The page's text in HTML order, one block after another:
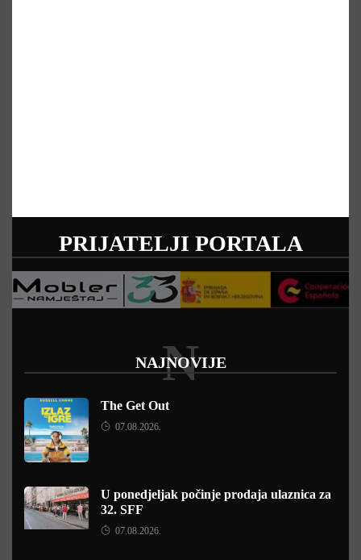
PRIJATELJI PORTALA
NAJNOVIJE
N
The Get Out
07.08.2026.
U ponedjeljak počinje prodaja ulaznica za
32. SFF
07.08.2026.